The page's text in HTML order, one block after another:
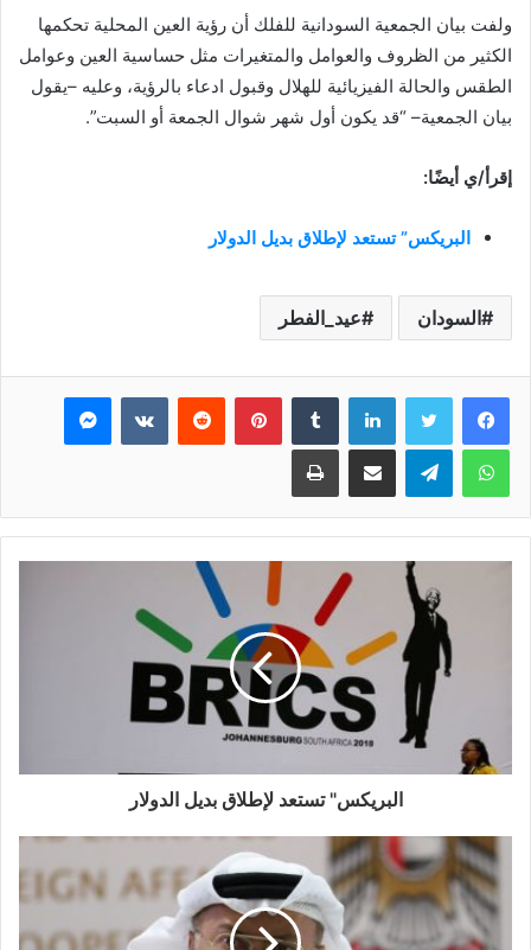
ولفت بيان الجمعية السودانية للفلك أن رؤية العين المحلية تحكمها
الكثير من الظروف والعوامل والمتغيرات مثل حساسية العين وعوامل
الطقس والحالة الفيزيائية للهلال وقبول ادعاء بالرؤية، وعليه –يقول
بيان الجمعية– “قد يكون أول شهر شوال الجمعة أو السبت”.
إقرأ/ي أيضًا:
البريكس” تستعد لإطلاق بديل الدولار
السودان عيد_الفطر
فيسبوك تويتر لينكدإن بينتيريست ماسنجر
واتساب تيلقرام مشاركة عبر البريد طباعة
البريكس" تستعد لإطلاق بديل الدولار